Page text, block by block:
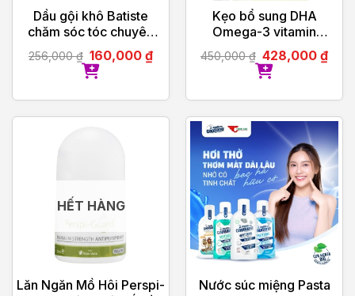
Dầu gội khô Batiste
chăm sóc tóc chuyên
biệt
256,000₫ 160,000₫
Kẹo bổ sung DHA
Omega-3 vitamin
Neubria Neu Kid- Anh
30 viên
450,000₫ 428,000₫
HẾT HÀNG
Lăn Ngăn Mồ Hôi Perspi-
Nước súc miệng Pasta